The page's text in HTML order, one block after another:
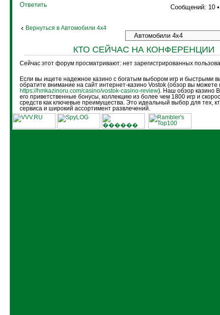
Ответить
Сообщений: 10
Вернуться в Автомобили 4х4
КТО СЕЙЧАС НА КОНФЕРЕНЦИИ
Сейчас этот форум просматривают: нет зарегистрированных
Если вы ищете надежное казино с богатым выбором игр и быстрыми
обратите внимание на сайт интернет-казино Vostok (обзор вы можете
https://hmkazinoru.com/casino/vostok-casino-review). Наш обзор казино
его приветственные бонусы, коллекцию из более чем 1800 игр и
средств как ключевые преимущества. Это идеальный выбор для тех,
сервиса и широкий ассортимент развлечений.